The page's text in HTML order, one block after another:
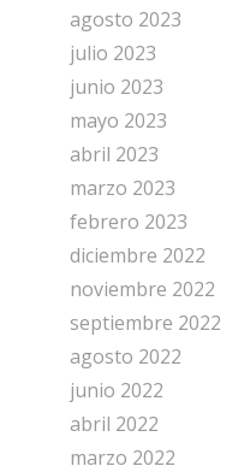
agosto 2023
julio 2023
junio 2023
mayo 2023
abril 2023
marzo 2023
febrero 2023
diciembre 2022
noviembre 2022
septiembre 2022
agosto 2022
junio 2022
abril 2022
marzo 2022